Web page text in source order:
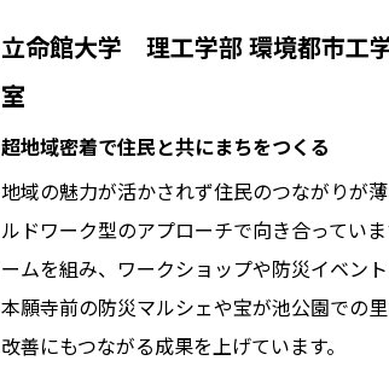
立命館大学 理工学部 環境都市工
室
超地域密着で住民と共にまちをつくる
地域の魅力が活かされず住民のつながりが
ルドワーク型のアプローチで向き合ってい
ームを組み、ワークショップや防災イベン
本願寺前の防災マルシェや宝が池公園での
改善にもつながる成果を上げています。